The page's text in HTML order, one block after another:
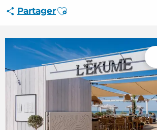
PartagerAjouter aux favoris